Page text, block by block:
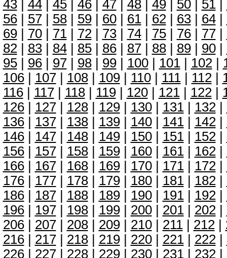
43| 44| 45| 46| 47| 48| 49| 50| 51|
56| 57| 58| 59| 60| 61| 62| 63| 64|
69| 70| 71| 72| 73| 74| 75| 76| 77|
82| 83| 84| 85| 86| 87| 88| 89| 90|
95| 96| 97| 98| 99| 100| 101| 102|
106| 107| 108| 109| 110| 111| 112|
116| 117| 118| 119| 120| 121| 122|
126| 127| 128| 129| 130| 131| 132|
136| 137| 138| 139| 140| 141| 142|
146| 147| 148| 149| 150| 151| 152|
156| 157| 158| 159| 160| 161| 162|
166| 167| 168| 169| 170| 171| 172|
176| 177| 178| 179| 180| 181| 182|
186| 187| 188| 189| 190| 191| 192|
196| 197| 198| 199| 200| 201| 202|
206| 207| 208| 209| 210| 211| 212|
216| 217| 218| 219| 220| 221| 222|
226| 227| 228| 229| 230| 231| 232|